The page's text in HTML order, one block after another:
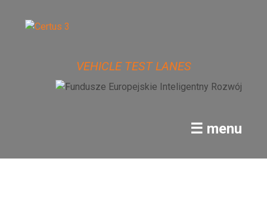
VEHICLE TEST LANES
☰ menu